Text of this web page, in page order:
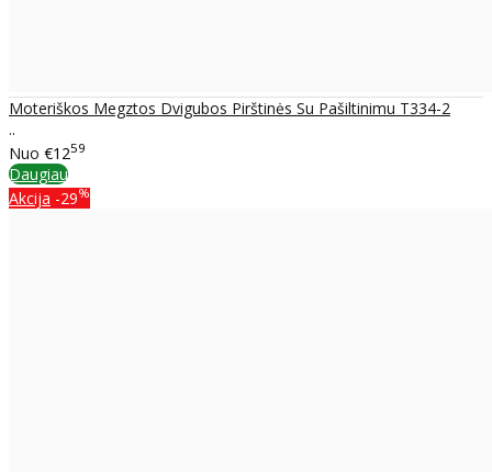
Moteriškos Megztos Dvigubos Pirštinės Su Pašiltinimu T334-2
..
Nuo €1259
Daugiau
Akcija -29%